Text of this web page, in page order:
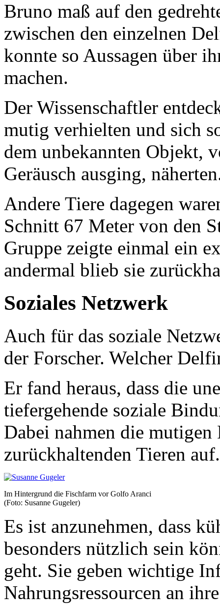
Bruno maß auf den
zwischen den einzelnen
konnte so Aussagen über
machen.
Der Wissenschaftler
mutig verhielten und sich
dem unbekannten Objekt,
Geräusch ausging,
Andere Tiere dagegen
Schnitt 67 Meter von den
Gruppe zeigte einmal ein
andermal blieb sie
Soziales Netzwerk
Auch für das soziale
der Forscher. Welcher
Er fand heraus, dass die
tiefergehende soziale
Dabei nahmen die
zurückhaltenden Tieren auf.
Im Hintergrund die Fischfarm vor Golfo Aranci
(Foto: Susanne Gugeler)
Es ist anzunehmen, dass
besonders nützlich sein
geht. Sie geben wichtige
Nahrungsressourcen an